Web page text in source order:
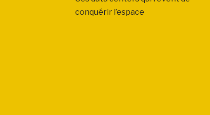
conquérir l’espace